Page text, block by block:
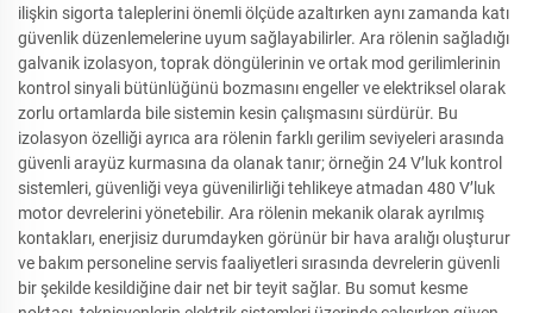
ilişkin sigorta taleplerini önemli ölçüde azaltırken aynı zamanda katı
güvenlik düzenlemelerine uyum sağlayabilirler. Ara rölenin sağladığı
galvanik izolasyon, toprak döngülerinin ve ortak mod gerilimlerinin
kontrol sinyali bütünlüğünü bozmasını engeller ve elektriksel olarak
zorlu ortamlarda bile sistemin kesin çalışmasını sürdürür. Bu
izolasyon özelliği ayrıca ara rölenin farklı gerilim seviyeleri arasında
güvenli arayüz kurmasına da olanak tanır; örneğin 24 V’luk kontrol
sistemleri, güvenliği veya güvenilirliği tehlikeye atmadan 480 V’luk
motor devrelerini yönetebilir. Ara rölenin mekanik olarak ayrılmış
kontakları, enerjisiz durumdayken görünür bir hava aralığı oluşturur
ve bakım personeline servis faaliyetleri sırasında devrelerin güvenli
bir şekilde kesildiğine dair net bir teyit sağlar. Bu somut kesme